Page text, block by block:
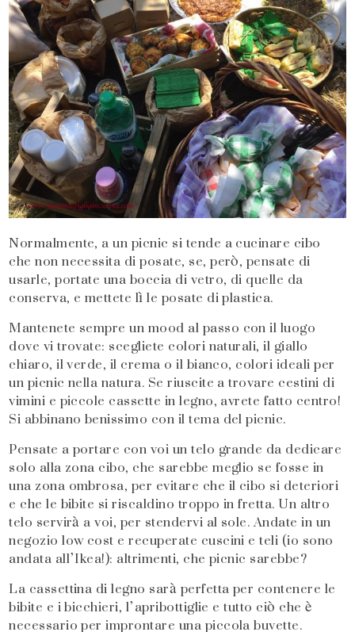
Normalmente, a un picnic si tende a cucinare cibo
che non necessita di posate, se, però, pensate di
usarle, portate una boccia di vetro, di quelle da
conserva, e mettete lì le posate di plastica.
Mantenete sempre un mood al passo con il luogo
dove vi trovate: scegliete colori naturali, il giallo
chiaro, il verde, il crema o il bianco, colori ideali per
un picnic nella natura. Se riuscite a trovare cestini di
vimini e piccole cassette in legno, avrete fatto centro!
Si abbinano benissimo con il tema del picnic.
Pensate a portare con voi un telo grande da dedicare
solo alla zona cibo, che sarebbe meglio se fosse in
una zona ombrosa, per evitare che il cibo si deteriori
e che le bibite si riscaldino troppo in fretta. Un altro
telo servirà a voi, per stendervi al sole. Andate in un
negozio low cost e recuperate cuscini e teli (io sono
andata all’Ikea!): altrimenti, che picnic sarebbe?
La cassettina di legno sarà perfetta per contenere le
bibite e i bicchieri, l’apribottiglie e tutto ciò che è
necessario per improntare una piccola buvette.